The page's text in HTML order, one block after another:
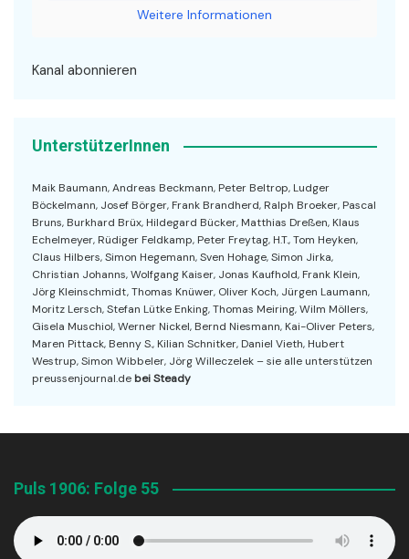
Weitere Informationen
Kanal abonnieren
UnterstützerInnen
Maik Baumann, Andreas Beckmann, Peter Beltrop, Ludger
Böckelmann, Josef Börger, Frank Brandherd, Ralph Broeker, Pascal
Bruns, Burkhard Brüx, Hildegard Bücker, Matthias Dreßen, Klaus
Echelmeyer, Rüdiger Feldkamp, Peter Freytag, H.T., Tom Heyken,
Claus Hilbers, Simon Hegemann, Sven Hohage, Simon Jirka,
Christian Johanns, Wolfgang Kaiser, Jonas Kaufhold, Frank Klein,
Jörg Kleinschmidt, Thomas Knüwer, Oliver Koch, Jürgen Laumann,
Moritz Lersch, Stefan Lütke Enking, Thomas Meiring, Wilm Möllers,
Gisela Muschiol, Werner Nickel, Bernd Niesmann, Kai-Oliver Peters,
Maren Pittack, Benny S., Kilian Schnitker, Daniel Vieth, Hubert
Westrup, Simon Wibbeler, Jörg Willeczelek – sie alle unterstützen
preussenjournal.de bei Steady
Puls 1906: Folge 55